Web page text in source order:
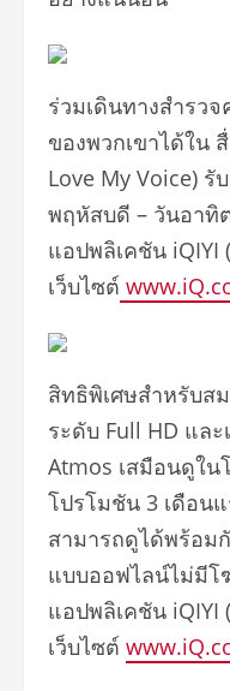
ร่วมเดินทางสำรว
ของพวกเขาได้ใน
Love My Voice)
พฤหัสบดี – วันอาทิ
แอปพลิเคชัน iQIYI
เว็บไซต์
สิทธิพิเศษสำหรับส
ระดับ Full HD แล
Atmos เสมือนดูใน
โปรโมชัน 3 เดือน
สามารถดูได้พร้อม
แบบออฟไลน์ไม่มี
แอปพลิเคชัน iQIYI
เว็บไซต์